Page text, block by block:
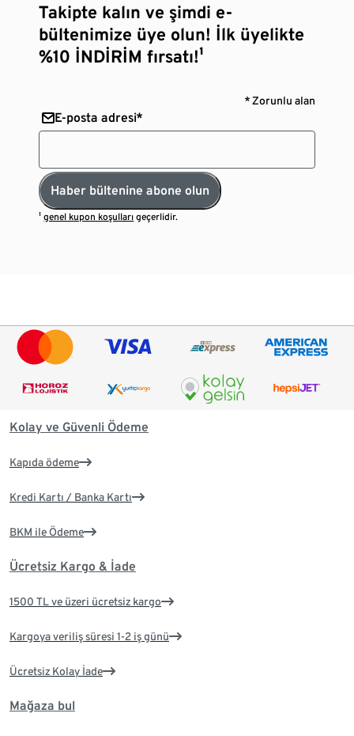
Takipte kalın ve şimdi e-
bültenimize üye olun! İlk üyelikte
%10 İNDİRİM fırsatı!¹
* Zorunlu alan
E-posta adresi*
Haber bültenine abone olun
¹genel kupon koşulları geçerlidir.
Kolay ve Güvenli Ödeme
Kapıda ödeme
Kredi Kartı / Banka Kartı
BKM ile Ödeme
Ücretsiz Kargo & İade
1500 TL ve üzeri ücretsiz kargo
Kargoya veriliş süresi 1-2 iş günü
Ücretsiz Kolay İade
Mağaza bul